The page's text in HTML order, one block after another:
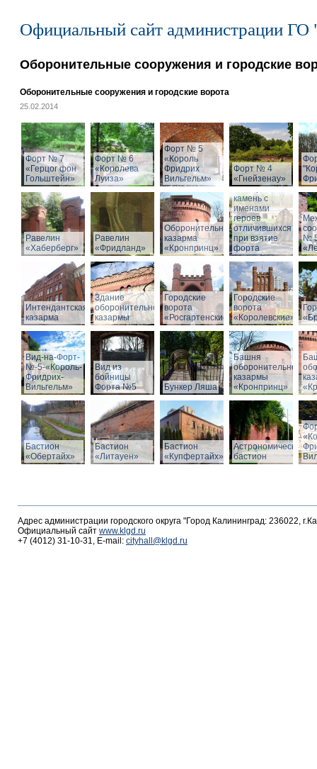
Официальный сайт администрации ГО
Оборонительные сооружения и городские
Оборонительные сооружения и городские ворота
25.02.2014
Форт № 7
«Герцог фон
Гольштейн»
Форт № 6
«Королева
Луиза»
Форт № 5
«Король
Фридрих
Вильгельм»
Форт № 4
«Гнейзенау»
Равелин
«Хаберберг»
Равелин
«Фридланд»
Оборонительная
казарма
«Кронпринц»
Мемориальный
камень с
именами
героев
отличившихся
при взятие
форта
№
Интендантская
казарма
Здание
оборонительной
казармы
Городские
ворота
«Росгартенские»
Городские
ворота
«Королевские»
Вид-на-Форт-
№-5-«Король-
Фридрих-
Вильгельм»
Вид из
бойницы
Форта №5
Бункер Ляша
Башня
оборонительной
казармы
«Кронпринц»
Бастион
«Обертайх»
Бастион
«Литауен»
Бастион
«Купфертайх»
Астрономический
бастион
Адрес администрации городского округа "Город Калининград: 236022,
Официальный сайт www.klgd.ru
+7 (4012) 31-10-31, E-mail: cityhall@klgd.ru